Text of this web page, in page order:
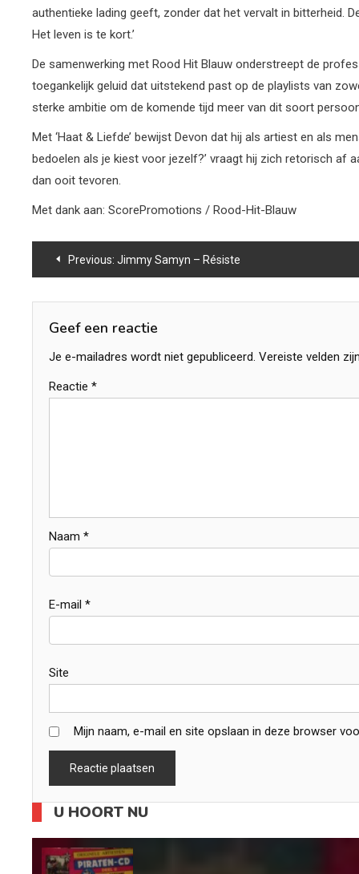
authentieke lading geeft, zonder dat het vervalt in bitterheid.
Het leven is te kort.’
De samenwerking met Rood Hit Blauw onderstreept de
toegankelijk geluid dat uitstekend past op de playlists van
sterke ambitie om de komende tijd meer van dit soort
Met ‘Haat & Liefde’ bewijst Devon dat hij als artiest en als
bedoelen als je kiest voor jezelf?’ vraagt hij zich retorisch af
dan ooit tevoren.
Met dank aan: ScorePromotions / Rood-Hit-Blauw
Bericht
navigatie
Previous: Jimmy Samyn – Résiste
Geef een reactie
Je e-mailadres wordt niet gepubliceerd. Vereiste velden
Reactie *
Naam *
E-mail *
Site
Mijn naam, e-mail en site opslaan in deze browser
U HOORT NU